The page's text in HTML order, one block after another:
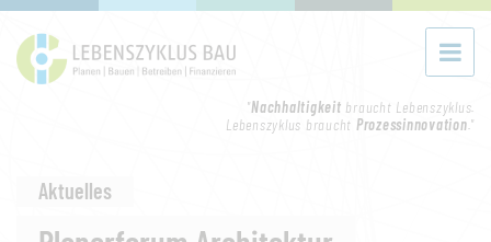
"Nachhaltigkeit braucht Lebenszyklus.
Lebenszyklus braucht Prozessinnovation."
Aktuelles